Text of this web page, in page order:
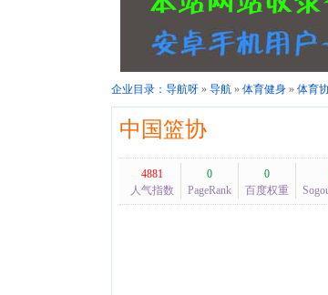
企业目录： 导航呀 » 导航 » 体育健身 » 体育
中国篮协
4881
人气指数
0
PageRank
0
百度权重